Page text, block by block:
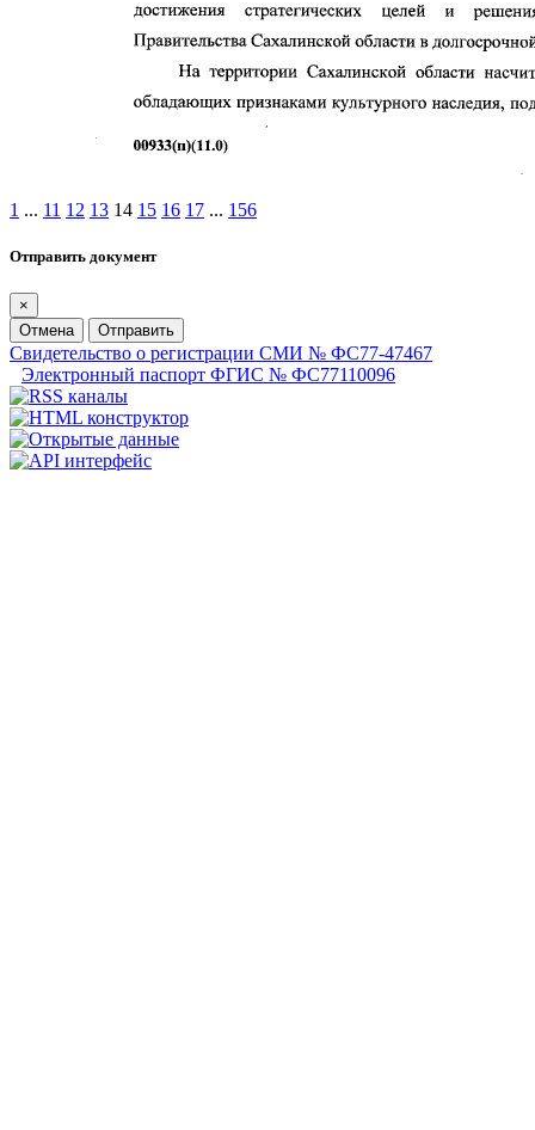
1 ... 11 12 13 14 15 16 17 ... 156
Отправить документ
×
Отмена
Отправить
Свидетельство о регистрации СМИ № ФС77-47467
Электронный паспорт ФГИС № ФС77110096